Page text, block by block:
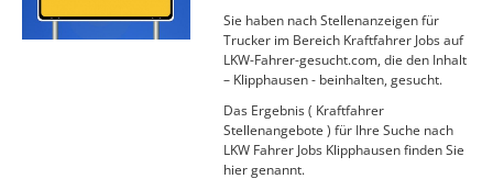
Sie haben nach Stellenanzeigen für
Trucker im Bereich Kraftfahrer Jobs auf
LKW-Fahrer-gesucht.com, die den Inhalt
– Klipphausen - beinhalten, gesucht.
Das Ergebnis ( Kraftfahrer
Stellenangebote ) für Ihre Suche nach
LKW Fahrer Jobs Klipphausen finden Sie
hier genannt.